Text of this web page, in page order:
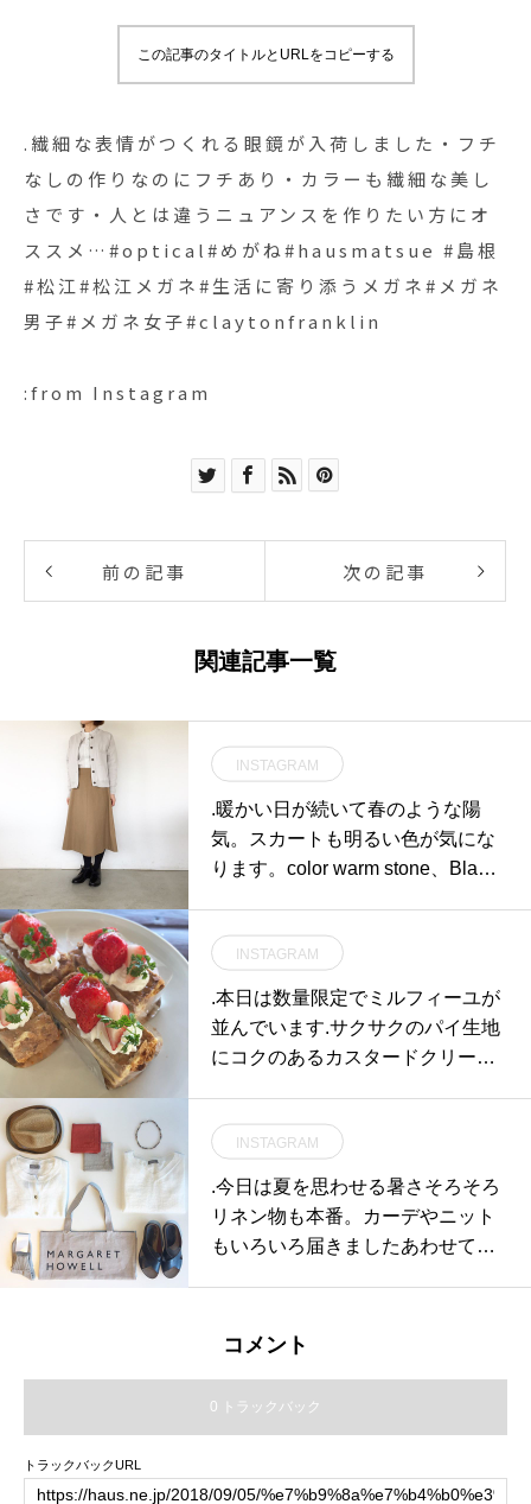
#メガネ女子#claytonfranklin
この記事のタイトルとURLをコピーする
.繊細な表情がつくれる眼鏡が入荷しました・フチ
なしの作りなのにフチあり・カラーも繊細な美し
さです・人とは違うニュアンスを作りたい方にオ
ススメ…#optical#めがね#hausmatsue #島根
#松江#松江メガネ#生活に寄り添うメガネ#メガネ
男子#メガネ女子#claytonfranklin
:from Instagram
前の記事 次の記事
関連記事一覧
INSTAGRAM
.暖かい日が続いて春のような陽
気。スカートも明るい色が気にな
ります。color warm stone、Black
owell #cotton linen oxford#skirt#ha
usmatsue #島根#松江
INSTAGRAM
.本日は数量限定でミルフィーユが
並んでいます️.サクサクのパイ生地
にコクのあるカスタードクリーム.
19:00.《 レストラン 営業時間 》.
只今テイクアウト営業のみ11:30
〜 17:00 Tel : 0852-61-5888(弁当
受取り可能時間〜19時まで)#HAU
sue#haus_matsue#galette#crepe#
#松江ランチ#松江カフェ#モーニ
ング#松江モーニング#morning#ド
リンク#テイクアウトドリンク#パ
INSTAGRAM
.今日は夏を思わせる暑さそろそろ
リネン物も本番。カーデやニット
もいろいろ届きました︎︎あわせてマ
margarethowell #household goods
コメント
0 トラックバック
トラックバックURL